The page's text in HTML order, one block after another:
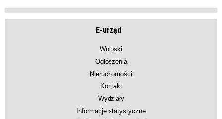
E-urząd
Wnioski
Ogłoszenia
Nieruchomości
Kontakt
Wydziały
Informacje statystyczne